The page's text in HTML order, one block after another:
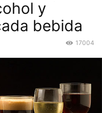
y
bebida
17004